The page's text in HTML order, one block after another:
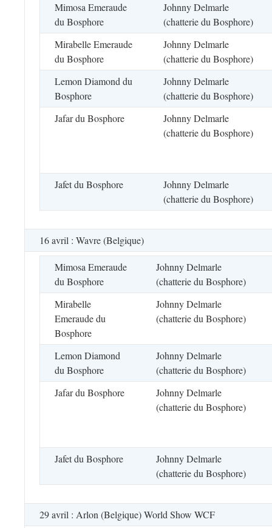
Mimosa Emeraude
du Bosphore
Johnny Delmarle
(chatterie du Bosphore)
Mirabelle Emeraude
du Bosphore
Johnny Delmarle
(chatterie du Bosphore)
Lemon Diamond du
Bosphore
Johnny Delmarle
(chatterie du Bosphore)
Jafar du Bosphore
Johnny Delmarle
(chatterie du Bosphore)
Jafet du Bosphore
Johnny Delmarle
(chatterie du Bosphore)
16 avril : Wavre (Belgique)
Mimosa Emeraude
du Bosphore
Johnny Delmarle
(chatterie du Bosphore)
Mirabelle
Emeraude du
Bosphore
Johnny Delmarle
(chatterie du Bosphore)
Lemon Diamond
du Bosphore
Johnny Delmarle
(chatterie du Bosphore)
Jafar du Bosphore
Johnny Delmarle
(chatterie du Bosphore)
Jafet du Bosphore
Johnny Delmarle
(chatterie du Bosphore)
29 avril : Arlon (Belgique) World Show WCF